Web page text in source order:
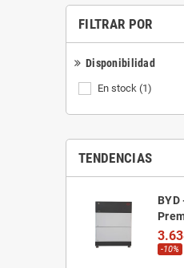
FILTRAR POR
Disponibilidad
En stock (1)
TENDENCIAS
-10%